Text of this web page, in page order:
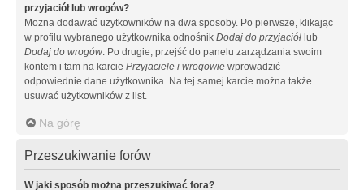
przyjaciół lub wrogów?
Można dodawać użytkowników na dwa sposoby. Po pierwsze, klikając
w profilu wybranego użytkownika odnośnik Dodaj do przyjaciół lub
Dodaj do wrogów. Po drugie, przejść do panelu zarządzania swoim
kontem i tam na karcie Przyjaciele i wrogowie wprowadzić
odpowiednie dane użytkownika. Na tej samej karcie można także
usuwać użytkowników z list.
Na górę
Przeszukiwanie forów
W jaki sposób można przeszukiwać fora?